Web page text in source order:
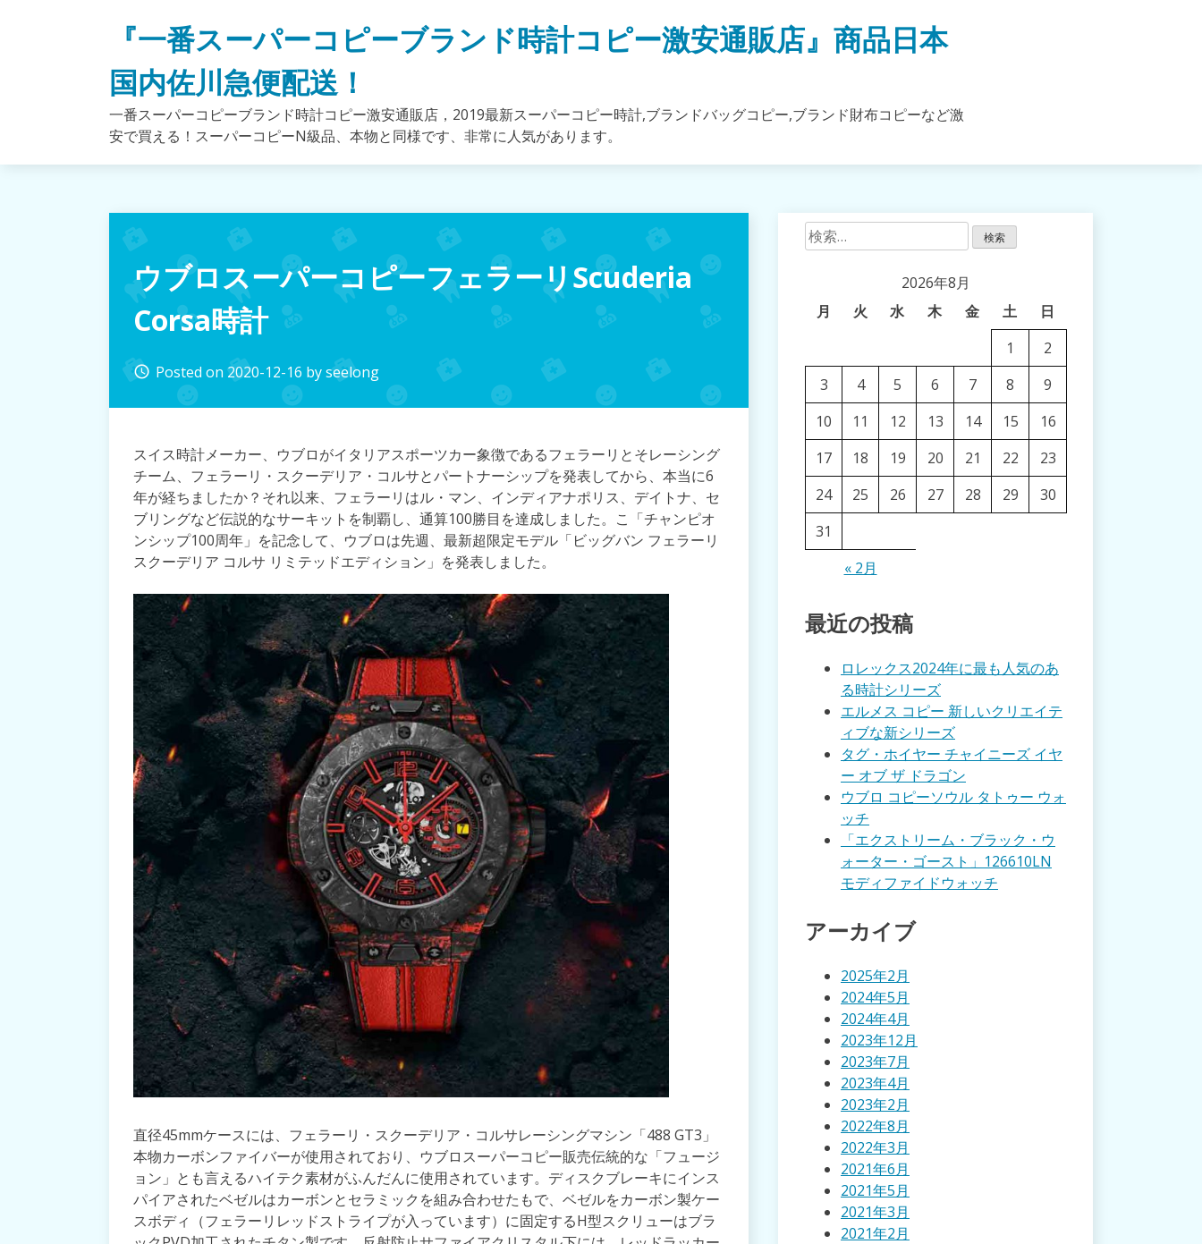
『一番スーパーコピーブランド時計コピー激安通販店』商品日本
国内佐川急便配送！
一番スーパーコピーブランド時計コピー激安通販店，2019最新スーパーコピー時計,ブランドバッグコピー,ブランド財布コピーなど激
安で買える！スーパーコピーN級品、本物と同様です、非常に人気があります。
ウブロスーパーコピーフェラーリScuderia
Corsa時計
access_time Posted on2020-12-16 byseelong
スイス時計メーカー、ウブロがイタリアスポーツカー象徴であるフェラーリとそレーシング
チーム、フェラーリ・スクーデリア・コルサとパートナーシップを発表してから、本当に6
年が経ちましたか？それ以来、フェラーリはル・マン、インディアナポリス、デイトナ、セ
ブリングなど伝説的なサーキットを制覇し、通算100勝目を達成しました。こ「チャンピオ
ンシップ100周年」を記念して、ウブロは先週、最新超限定モデル「ビッグバン フェラーリ
スクーデリア コルサ リミテッドエディション」を発表しました。
直径45mmケースには、フェラーリ・スクーデリア・コルサレーシングマシン「488 GT3」
本物カーボンファイバーが使用されており、ウブロスーパーコピー販売伝統的な「フュージ
ョン」とも言えるハイテク素材がふんだんに使用されています。ディスクブレーキにインス
パイアされたベゼルはカーボンとセラミックを組み合わせたもで、ベゼルをカーボン製ケー
スボディ（フェラーリレッドストライプが入っています）に固定するH型スクリューはブラ
検
索:
2026年8月
月
火 水 木 金 土 日
« 2月
1
2
3
4 5 6 7 8
9
10
11 12 13 14 15
16
17
18 19 20 21 22
23
24
25 26 27 28 29
30
31
最近の投稿
ロレックス2024年に最も人気のあ
る時計シリーズ
エルメス コピー 新しいクリエイテ
ィブな新シリーズ
タグ・ホイヤー チャイニーズ イヤ
ー オブ ザ ドラゴン
ウブロ コピーソウル タトゥー ウォ
ッチ
「エクストリーム・ブラック・ウ
ォーター・ゴースト」126610LN
モディファイドウォッチ
アーカイブ
2025年2月
2024年5月
2024年4月
2023年12月
2023年7月
2023年4月
2023年2月
2022年8月
2022年3月
2021年6月
2021年5月
2021年3月
2021年2月